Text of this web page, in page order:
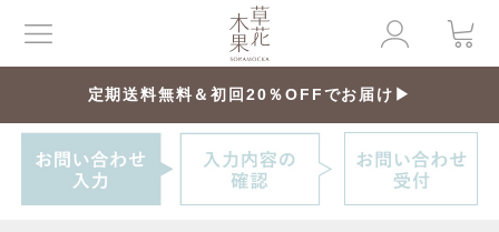
定期送料無料＆初回20％OFFでお届け▶